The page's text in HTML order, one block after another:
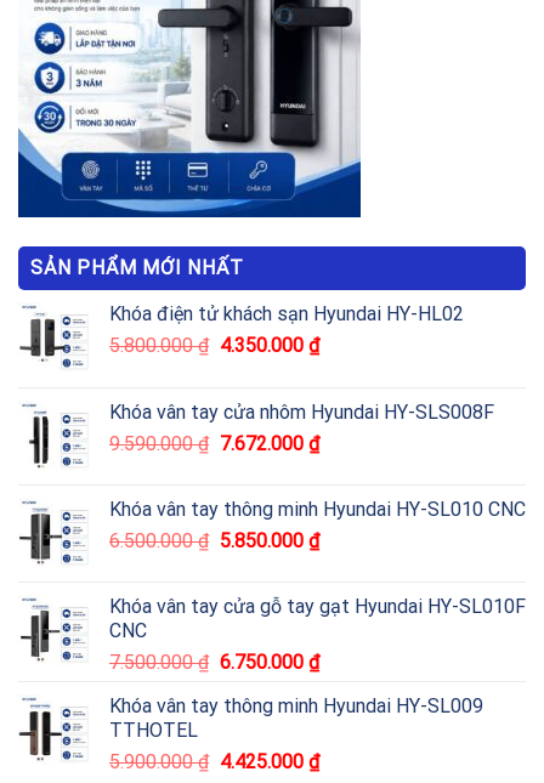
SẢN PHẨM MỚI NHẤT
Khóa điện tử khách sạn Hyundai HY-HL02
5.800.000₫ 4.350.000 ₫
Khóa vân tay cửa nhôm Hyundai HY-SLS008F
9.590.000₫ 7.672.000 ₫
Khóa vân tay thông minh Hyundai HY-SL010 CNC
6.500.000₫ 5.850.000 ₫
Khóa vân tay cửa gỗ tay gạt Hyundai HY-SL010F
CNC
7.500.000₫ 6.750.000 ₫
Khóa vân tay thông minh Hyundai HY-SL009
TTHOTEL
5.900.000₫ 4.425.000 ₫